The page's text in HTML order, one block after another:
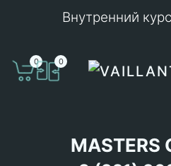
Внутренний
0 0
MASTERS